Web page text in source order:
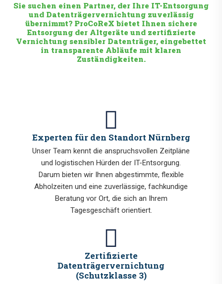
Sie suchen einen Partner, der Ihre IT-Entsorgung
und Datenträgervernichtung zuverlässig
übernimmt? ProCoReX bietet Ihnen sichere
Entsorgung der Altgeräte und zertifizierte
Vernichtung sensibler Datenträger, eingebettet
in transparente Abläufe mit klaren
Zuständigkeiten.
Experten für den Standort Nürnberg
Unser Team kennt die anspruchsvollen Zeitpläne
und logistischen Hürden der IT-Entsorgung.
Darum bieten wir Ihnen abgestimmte, flexible
Abholzeiten und eine zuverlässige, fachkundige
Beratung vor Ort, die sich an Ihrem
Tagesgeschäft orientiert.
Zertifizierte
Datenträgervernichtung
(Schutzklasse 3)